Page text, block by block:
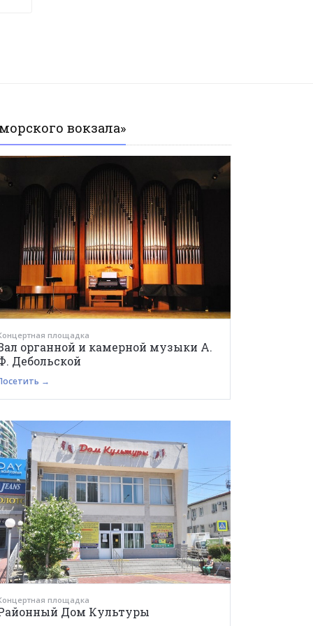
вокзала»
площадка
органной и камерной музыки А.
Дебольской
→
площадка
Дом Культуры